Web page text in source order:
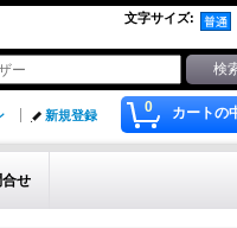
文字サイズ:
0 カートの
新規登録
合せ